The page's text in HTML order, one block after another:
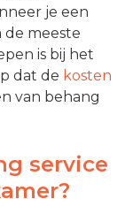
je een
de meeste
is bij het
dat de kosten
van behang
service